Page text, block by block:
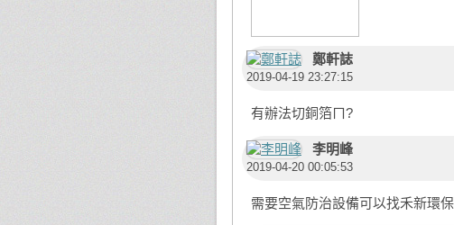
鄭軒誌
2019-04-19 23:27:15
有辦法切銅箔ㄇ?
李明峰
2019-04-20 00:05:53
需要空氣防治設備可以找禾新環